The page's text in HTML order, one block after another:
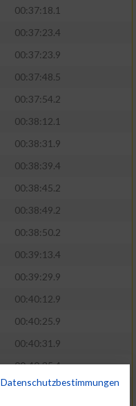
00:37:18.1
00:37:23.4
00:37:23.9
00:37:48.5
00:37:54.2
00:38:12.1
00:38:31.9
00:38:39.4
00:38:45.2
00:38:49.2
00:38:50.2
00:39:13.4
00:39:29.9
00:40:12.9
00:40:25.9
00:40:31.9
00:40:35.4
00:41:03.7
Datenschutzbestimmungen